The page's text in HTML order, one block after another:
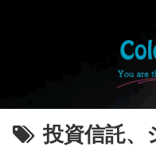
投資信託、